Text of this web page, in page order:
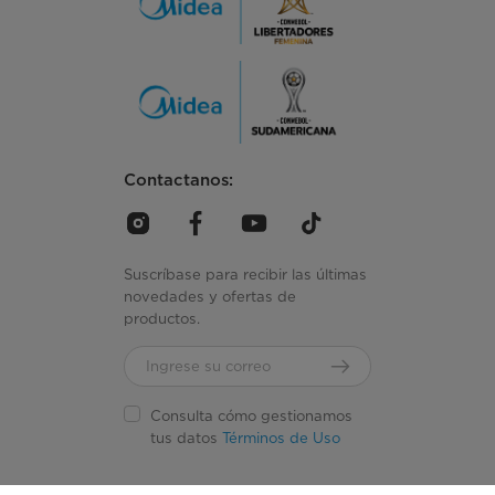
Contactanos:
Suscríbase para recibir las últimas
novedades y ofertas de
productos.
Consulta cómo gestionamos
tus datosTérminos de Uso